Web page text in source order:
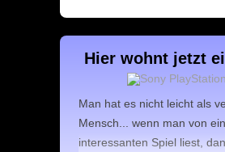
Hier wohnt jetzt
Man hat es nicht leicht als
Mensch... wenn man von
interessanten Spiel liest,